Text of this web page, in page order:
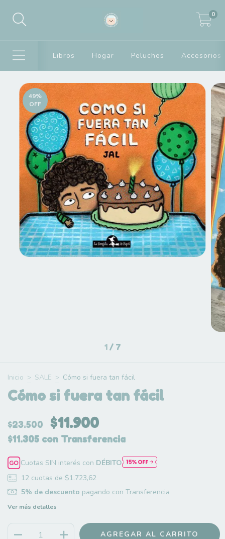
0
Libros Hogar Peluches Accesorios
49%
OFF
1 / 7
Inicio > SALE > Cómo si fuera tan fácil
Cómo si fuera tan fácil
$23.500 $11.900
$11.305 con Transferencia
Cuotas SIN interés con DÉBITO
12 cuotas de $1.723,62
5% de descuento pagando con Transferencia
Ver más detalles